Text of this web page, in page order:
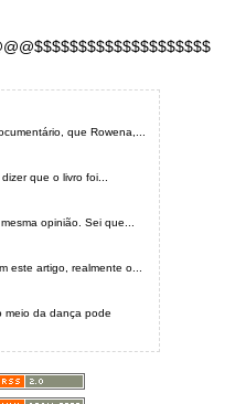
que Rowena,...
que o livro foi...
opinião. Sei que...
este artigo, realmente o...
meio da dança pode